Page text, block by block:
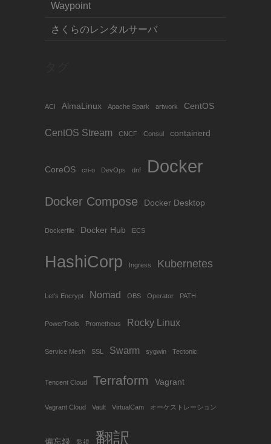
Waypoint
さくらのレンタルサーバ
ACI AlmaLinux Apache Spark artwork CentOS
CentOS Stream CNCF Consul containerd
CoreOS cri-o DevOps dnf Docker
Docker Compose Docker Desktop
Dockerfile Docker Hub ECS
HashiCorp Ingress Kubernetes
Let's Encrypt Nomad OBS Operator PATH
PowerTools Prometheus Rocky Linux
Service Mesh SSL Swarm sygwin Tectonic
Tencent Cloud Terraform Vagrant
Vagrant Cloud Vault VirtualCam オーケストレーション
備忘録 監視 翻訳